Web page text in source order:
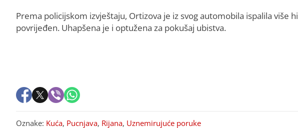
Prema policijskom izvještaju, Ortizova je iz svog automobila ispalila više
povrijeđen. Uhapšena je i optužena za pokušaj ubistva.
Oznake: Kuća, Pucnjava, Rijana, Uznemirujuće poruke